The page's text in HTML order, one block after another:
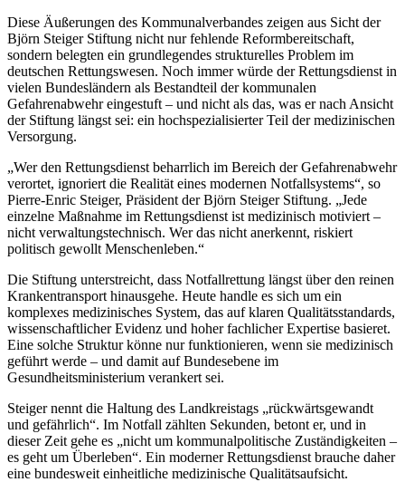
Diese Äußerungen des Kommunalverbandes zeigen aus Sicht der
Björn Steiger Stiftung nicht nur fehlende Reformbereitschaft,
sondern belegten ein grundlegendes strukturelles Problem im
deutschen Rettungswesen. Noch immer würde der Rettungsdienst in
vielen Bundesländern als Bestandteil der kommunalen
Gefahrenabwehr eingestuft – und nicht als das, was er nach Ansicht
der Stiftung längst sei: ein hochspezialisierter Teil der medizinischen
Versorgung.
„Wer den Rettungsdienst beharrlich im Bereich der Gefahrenabwehr
verortet, ignoriert die Realität eines modernen Notfallsystems“, so
Pierre-Enric Steiger, Präsident der Björn Steiger Stiftung. „Jede
einzelne Maßnahme im Rettungsdienst ist medizinisch motiviert –
nicht verwaltungstechnisch. Wer das nicht anerkennt, riskiert
politisch gewollt Menschenleben.“
Die Stiftung unterstreicht, dass Notfallrettung längst über den reinen
Krankentransport hinausgehe. Heute handle es sich um ein
komplexes medizinisches System, das auf klaren Qualitätsstandards,
wissenschaftlicher Evidenz und hoher fachlicher Expertise basieret.
Eine solche Struktur könne nur funktionieren, wenn sie medizinisch
geführt werde – und damit auf Bundesebene im
Gesundheitsministerium verankert sei.
Steiger nennt die Haltung des Landkreistags „rückwärtsgewandt
und gefährlich“. Im Notfall zählten Sekunden, betont er, und in
dieser Zeit gehe es „nicht um kommunalpolitische Zuständigkeiten –
es geht um Überleben“. Ein moderner Rettungsdienst brauche daher
eine bundesweit einheitliche medizinische Qualitätsaufsicht.